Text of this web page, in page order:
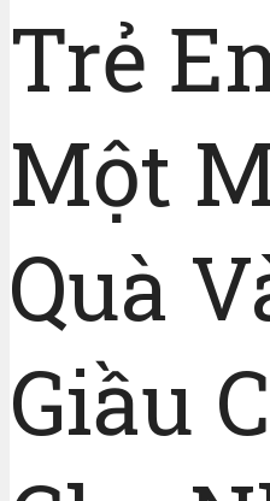
Trẻ
Một
Quà
Giầu